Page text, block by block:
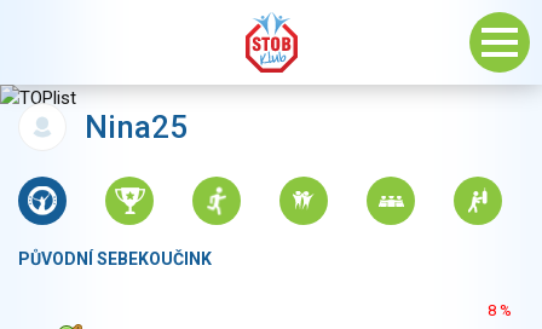
Nina25
PŮVODNÍ SEBEKOUČINK
8 %